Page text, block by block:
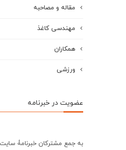
مقاله و مصاحبه
مهندسی کاغذ
همکاران
ورزشی
عضویت در خبرنامه
به جمع مشترکان خبرنامۀ سایت